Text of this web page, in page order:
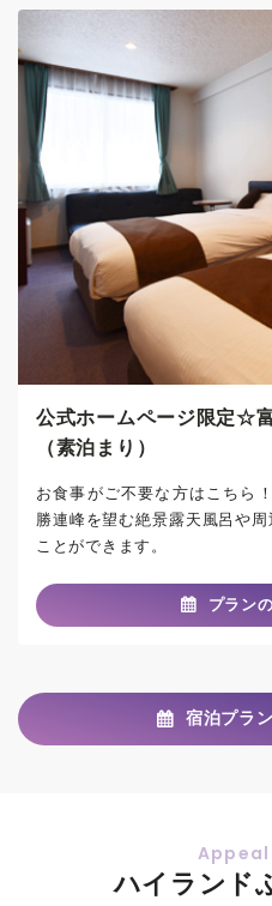
公式ホームページ限定☆
（素泊まり）
お食事がご不要な方はこちら
勝連峰を望む絶景露天風呂や
ことができます。
プラン
宿泊プラ
ハイランド